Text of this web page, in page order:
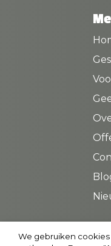
We gebruiken